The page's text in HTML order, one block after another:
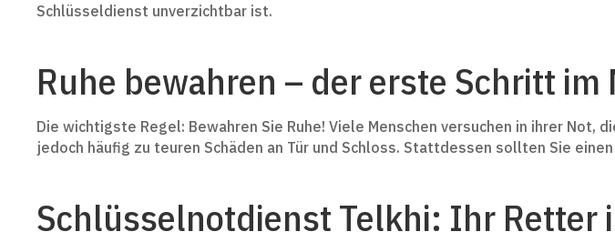
Schlüsseldienst unverzichtbar ist.
Ruhe bewahren – der erste Schritt im
Die wichtigste Regel: Bewahren Sie Ruhe! Viele Menschen versuchen in ihrer
jedoch häufig zu teuren Schäden an Tür und Schloss. Stattdessen sollten Sie
Schlüsselnotdienst Telkhi: Ihr Retter